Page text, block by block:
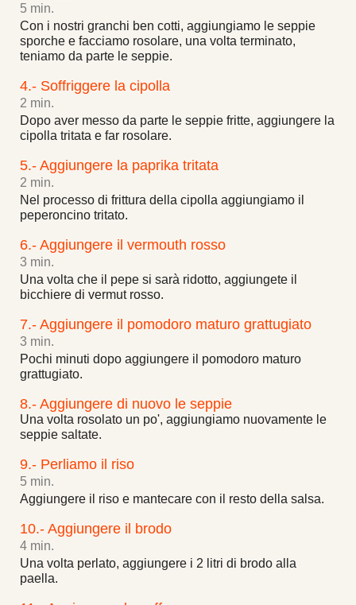
5 min.
Con i nostri granchi ben cotti, aggiungiamo le seppie
sporche e facciamo rosolare, una volta terminato,
teniamo da parte le seppie.
4.- Soffriggere la cipolla
2 min.
Dopo aver messo da parte le seppie fritte, aggiungere la
cipolla tritata e far rosolare.
5.- Aggiungere la paprika tritata
2 min.
Nel processo di frittura della cipolla aggiungiamo il
peperoncino tritato.
6.- Aggiungere il vermouth rosso
3 min.
Una volta che il pepe si sarà ridotto, aggiungete il
bicchiere di vermut rosso.
7.- Aggiungere il pomodoro maturo grattugiato
3 min.
Pochi minuti dopo aggiungere il pomodoro maturo
grattugiato.
8.- Aggiungere di nuovo le seppie
Una volta rosolato un po', aggiungiamo nuovamente le
seppie saltate.
9.- Perliamo il riso
5 min.
Aggiungere il riso e mantecare con il resto della salsa.
10.- Aggiungere il brodo
4 min.
Una volta perlato, aggiungere i 2 litri di brodo alla
paella.